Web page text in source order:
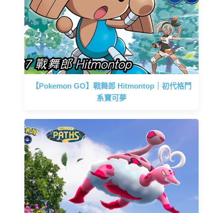
【Pokemon GO】戰舞郎 Hitmontop｜初代格鬥
系寶可夢